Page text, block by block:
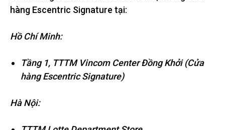
hàng Escentric Signature tại:
Hồ Chí Minh:
Tầng 1, TTTM Vincom Center Đồng Khởi (Cửa
hàng Escentric Signature)
Hà Nội: